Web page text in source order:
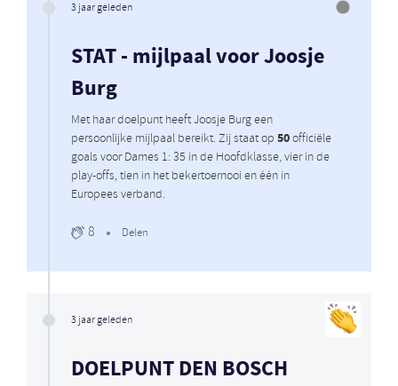
3 jaar geleden
STAT - mijlpaal voor Joosje
Burg
Met haar doelpunt heeft Joosje Burg een
persoonlijke mijlpaal bereikt. Zij staat op 50officiële
goals voor Dames 1: 35 in de Hoofdklasse, vier in de
play-offs, tien in het bekertoernooi en één in
Europees verband.
8 Delen
3 jaar geleden
DOELPUNT DEN BOSCH